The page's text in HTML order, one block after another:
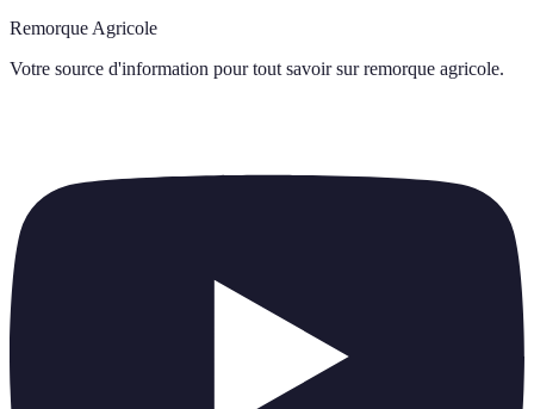
Remorque Agricole
Votre source d'information pour tout savoir sur remorque agricole.